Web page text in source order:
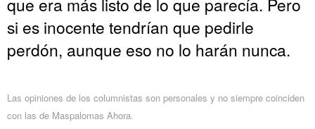
si es inocente tendrían que pedirle
perdón, aunque eso no lo harán nunca.
Las opiniones de los columnistas son personales y no siempre coinciden
con las de Maspalomas Ahora.